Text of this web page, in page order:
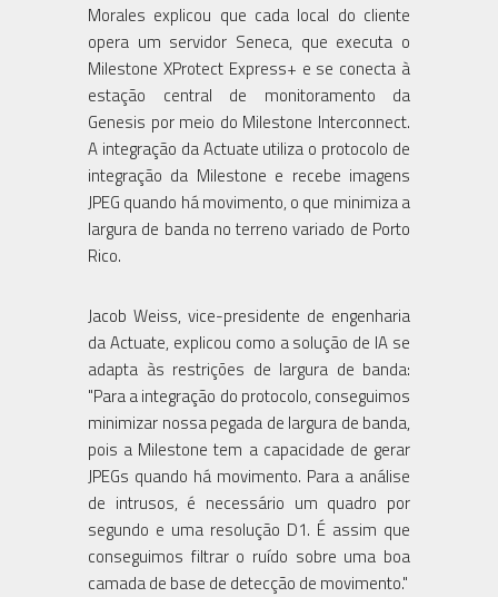
Morales explicou que cada local do cliente
opera um servidor Seneca, que executa o
Milestone XProtect Express+ e se conecta à
estação central de monitoramento da
Genesis por meio do Milestone Interconnect.
A integração da Actuate utiliza o protocolo de
integração da Milestone e recebe imagens
JPEG quando há movimento, o que minimiza a
largura de banda no terreno variado de Porto
Rico.
Jacob Weiss, vice-presidente de engenharia
da Actuate, explicou como a solução de IA se
adapta às restrições de largura de banda:
"Para a integração do protocolo, conseguimos
minimizar nossa pegada de largura de banda,
pois a Milestone tem a capacidade de gerar
JPEGs quando há movimento. Para a análise
de intrusos, é necessário um quadro por
segundo e uma resolução D1. É assim que
conseguimos filtrar o ruído sobre uma boa
camada de base de detecção de movimento."